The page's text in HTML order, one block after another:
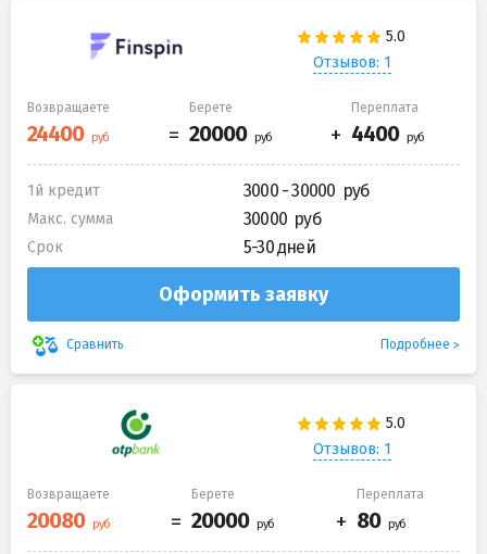
Отзывов: 1
Возвращаете Берете Переплата
1й кредит 3000 - 30000
Макс. сумма 30000
Срок 5-30 дней
Оформить заявку
Сравнить Подробнее
Отзывов: 1
Возвращаете Берете Переплата